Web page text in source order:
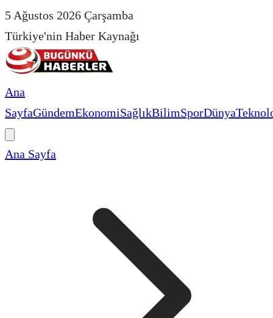
5 Ağustos 2026 Çarşamba
Türkiye'nin Haber Kaynağı
Ana
SayfaGündemEkonomiSağlıkBilimSporDünya
Ana Sayfa